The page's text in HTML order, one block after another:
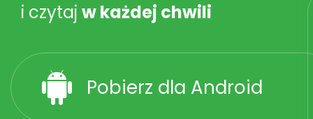
i czytaj w każdej chwili
Pobierz dla Android